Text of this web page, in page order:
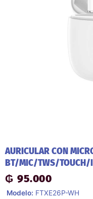
AURICULAR CON
BT/MIC/TWS/TOUCH/
₲ 95.000
 Modelo: FTXE26P-WH